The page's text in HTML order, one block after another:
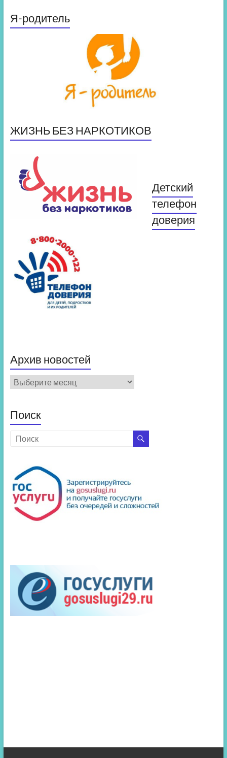
Я-родитель
ЖИЗНЬ БЕЗ НАРКОТИКОВ
Детский
телефон
доверия
Архив новостей
Архив
новостей
Поиск